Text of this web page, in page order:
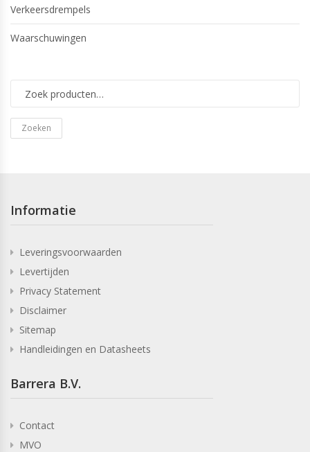
Verkeersdrempels
Waarschuwingen
Zoeken
Informatie
Leveringsvoorwaarden
Levertijden
Privacy Statement
Disclaimer
Sitemap
Handleidingen en Datasheets
Barrera B.V.
Contact
MVO